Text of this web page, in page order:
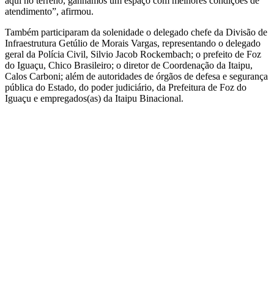
atendimento”, afirmou.
Também participaram da solenidade o delegado chefe da Divisão de
Infraestrutura Getúlio de Morais Vargas, representando o delegado
geral da Polícia Civil, Silvio Jacob Rockembach; o prefeito de Foz
do Iguaçu, Chico Brasileiro; o diretor de Coordenação da Itaipu,
Calos Carboni; além de autoridades de órgãos de defesa e segurança
pública do Estado, do poder judiciário, da Prefeitura de Foz do
Iguaçu e empregados(as) da Itaipu Binacional.